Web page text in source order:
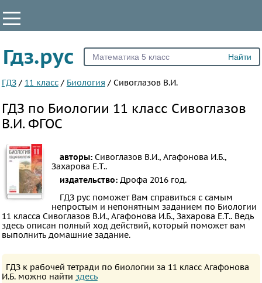
Все
5
7
8
9
10
ПРЕДМЕТЫ
Все
предметы
Математика
Английский
Гдз.рус
ГДЗ / 11 класс / Биология / Сивоглазов В.И.
ГДЗ по Биологии 11 класс Сивоглазов
В.И. ФГОС
авторы: Сивоглазов В.И., Агафонова И.Б.,
Захарова Е.Т..
издательство: Дрофа 2016 год.
ГДЗ рус поможет Вам справиться с самым
непростым и непонятным заданием по Биологии
11 класса Сивоглазов В.И., Агафонова И.Б., Захарова Е.Т.. Ведь
здесь описан полный ход действий, который поможет вам
выполнить домашние задание.
ГДЗ к рабочей тетради по биологии за 11 класс Агафонова
И.Б. можно найти здесь